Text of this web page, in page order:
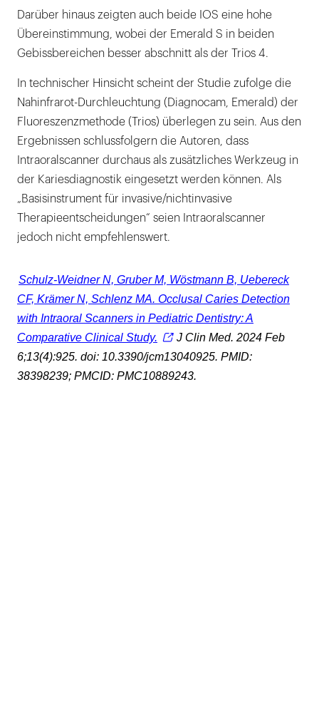
Darüber hinaus zeigten auch beide IOS eine hohe
Übereinstimmung, wobei der Emerald S in beiden
Gebissbereichen besser abschnitt als der Trios 4.
In technischer Hinsicht scheint der Studie zufolge die
Nahinfrarot-Durchleuchtung (Diagnocam, Emerald) der
Fluoreszenzmethode (Trios) überlegen zu sein. Aus den
Ergebnissen schlussfolgern die Autoren, dass
Intraoralscanner durchaus als zusätzliches Werkzeug in
der Kariesdiagnostik eingesetzt werden können. Als
„Basisinstrument für invasive/nichtinvasive
Therapieentscheidungen“ seien Intraoralscanner
jedoch nicht empfehlenswert.
Schulz-Weidner N, Gruber M, Wöstmann B, Uebereck
CF, Krämer N, Schlenz MA. Occlusal Caries Detection
with Intraoral Scanners in Pediatric Dentistry: A
Comparative Clinical Study.
J Clin Med. 2024 Feb
6;13(4):925. doi: 10.3390/jcm13040925. PMID:
38398239; PMCID: PMC10889243.